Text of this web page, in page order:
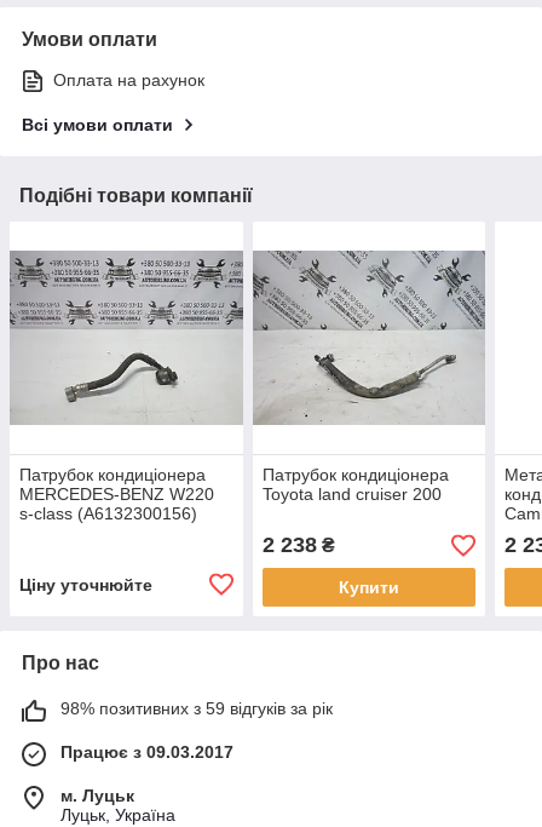
Умови оплати
Оплата на рахунок
Всі умови оплати
Подібні товари компанії
Патрубок кондиціонера
MERCEDES-BENZ W220
s-class (A6132300156)
Ціну уточнюйте
Патрубок кондиціонера
Toyota land cruiser 200
2 238₴
Купити
2
Про нас
98% позитивних з 59 відгуків за рік
Працює з 09.03.2017
м. Луцьк
Луцьк, Україна